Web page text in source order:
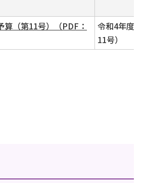
（第11号）（PDF：
令和4年度3
11号）